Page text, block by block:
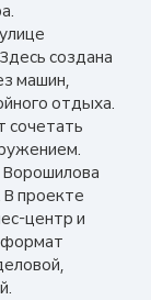
создана
машин,
отдыха.
сочетать
Ворошилова
В проекте
центр и
формат